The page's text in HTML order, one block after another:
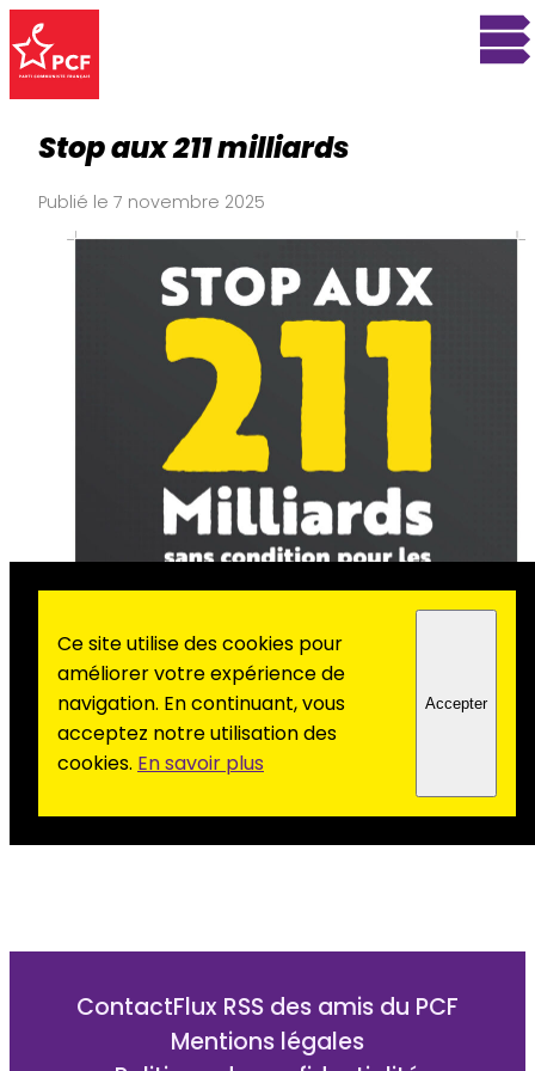
Stop aux 211 milliards
Publié le 7 novembre 2025
Ce site utilise des cookies pour
améliorer votre expérience de
navigation. En continuant, vous
acceptez notre utilisation des
cookies. En savoir plus
Accepter
ContactFlux RSS des amis du PCF
Mentions légales